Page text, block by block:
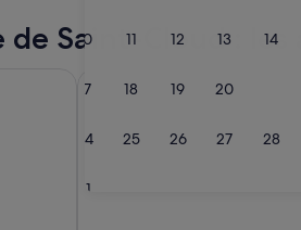
10 11 12 13 14
17 18 19 20
24 25 26 27 28
31
Saint-Cloud : les
Hyatt Regency Paris Etoile